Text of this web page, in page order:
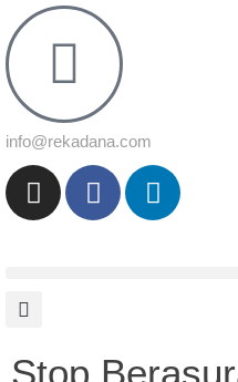
info@rekadana.com
Stop